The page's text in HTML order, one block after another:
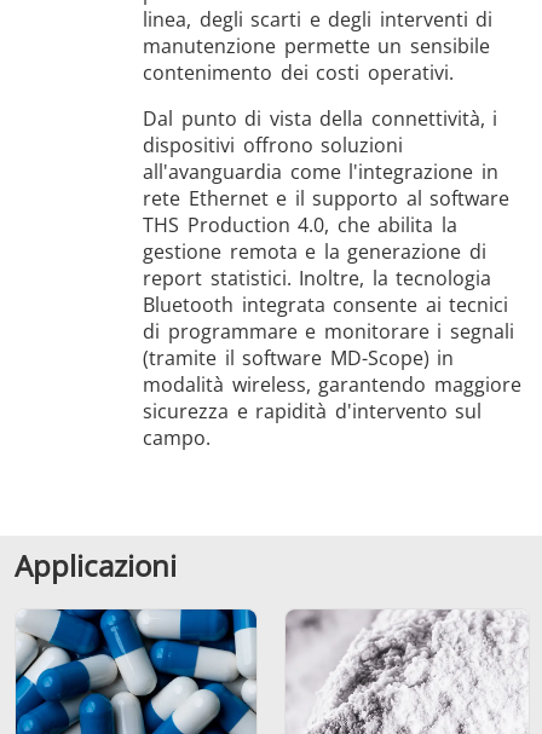
linea, degli scarti e degli interventi di
manutenzione permette un sensibile
contenimento dei costi operativi.
Dal punto di vista della connettività, i
dispositivi offrono soluzioni
all'avanguardia come l'integrazione in
rete Ethernet e il supporto al software
THS Production 4.0, che abilita la
gestione remota e la generazione di
report statistici. Inoltre, la tecnologia
Bluetooth integrata consente ai tecnici
di programmare e monitorare i segnali
(tramite il software MD-Scope) in
modalità wireless, garantendo maggiore
sicurezza e rapidità d'intervento sul
campo.
Applicazioni